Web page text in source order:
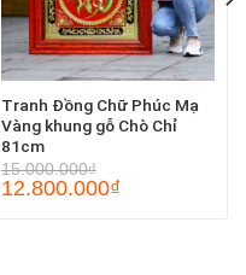
Tranh Đồng Chữ Phúc Mạ
Vàng khung gỗ Chò Chỉ
81cm
15.000.000₫
12.800.000₫